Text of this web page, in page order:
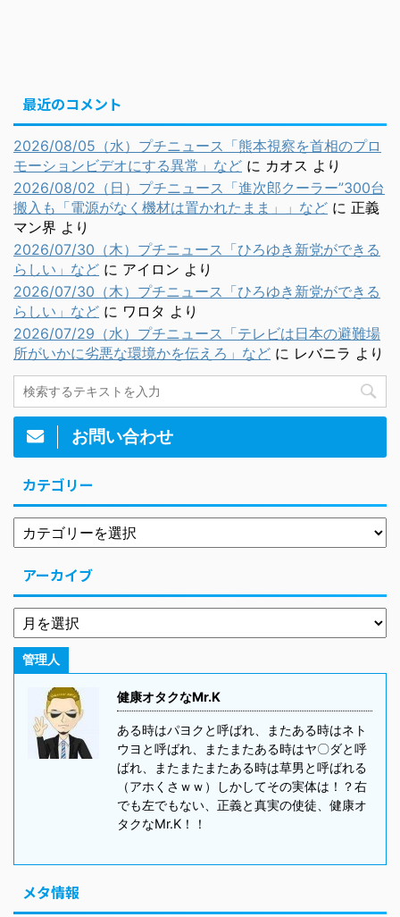
最近のコメント
2026/08/05（水）プチニュース「熊本視察を首相のプロ
モーションビデオにする異常」など に カオス より
2026/08/02（日）プチニュース「進次郎クーラー”300台
搬入も「電源がなく機材は置かれたまま」」など に 正義
マン界 より
2026/07/30（木）プチニュース「ひろゆき新党ができる
らしい」など に アイロン より
2026/07/30（木）プチニュース「ひろゆき新党ができる
らしい」など に ワロタ より
2026/07/29（水）プチニュース「テレビは日本の避難場
所がいかに劣悪な環境かを伝えろ」など に レバニラ より
お問い合わせ
カテゴリー
アーカイブ
管理人
健康オタクなMr.K
ある時はパヨクと呼ばれ、またある時はネト
ウヨと呼ばれ、またまたある時はヤ〇ダと呼
ばれ、またまたまたある時は草男と呼ばれる
（アホくさｗｗ）しかしてその実体は！？右
でも左でもない、正義と真実の使徒、健康オ
タクなMr.K！！
メタ情報